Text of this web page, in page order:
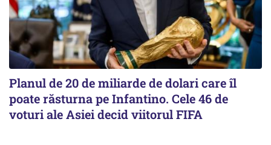
Planul de 20 de miliarde de dolari care îl
poate răsturna pe Infantino. Cele 46 de
voturi ale Asiei decid viitorul FIFA